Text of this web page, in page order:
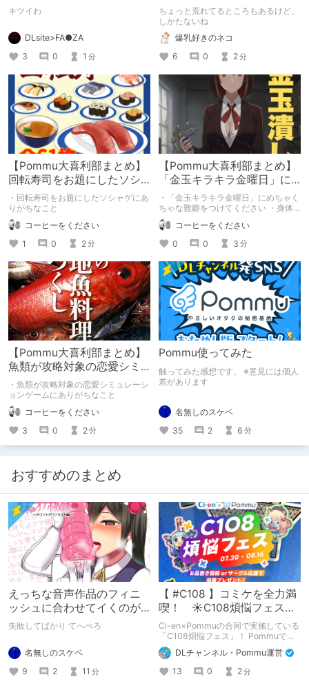
キツイわ
DLsite>FA●ZA
3
0 1 分
ちょっと荒れてるところもあるけど、
しかたないね
爆乳好きのネコ
6
0 2分
【Pommu大喜利部まとめ】
回転寿司をお題にしたソシ
ャゲにありがちなこと
・回転寿司をお題にしたソシャゲにあ
りがちなこと
コーヒーをください
1
0 2分
【Pommu大喜利部まとめ】
「金玉キラキラ金曜日」に
めちゃくちゃな難癖をつけ
てください
・「金玉キラキラ金曜日」にめちゃく
ちゃな難癖をつけてください ・身体
の一部が使われている慣用句に(物理)
をつけ足して物騒にしてください ・
「暗黒微笑」の対義語を教えてくださ
い
コーヒーをください
0
0 3 分
【Pommu大喜利部まとめ】
魚類が攻略対象の恋愛シミ
ュレーションゲームにあり
がちなこと
・魚類が攻略対象の恋愛シミュレーシ
ョンゲームにありがちなこと
コーヒーをください
3
0 2分
Pommu使ってみた
触ってみた感想です。 ※意見には個人
差があります
名無しのスケベ
35
2 6 分
おすすめのまとめ
えっちな音声作品のフィニ
ッシュに合わせてイくのが
下手すぎる【失敗した話】
失敗してばかり てへぺろ
名無しのスケベ
9
2 11 分
【 #C108 】コミケを全力満
喫！ ☀C108煩悩フェス☀
Pommu版のご案内
Ci-en×Pommuの合同で実施している
「C108煩悩フェス」！ Pommuでの
参加方法について、改めてこちらでも
ご案内いたします！
DLチャンネル・Pommu運営
13
0 2分